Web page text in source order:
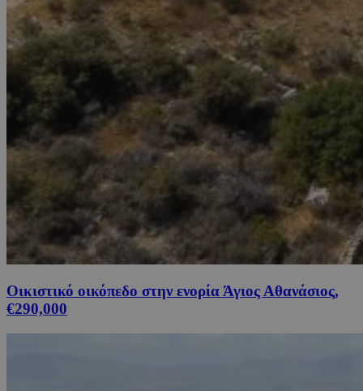
Οικιστικό οικόπεδο στην ενορία Άγιος Αθανάσιος,
€290,000